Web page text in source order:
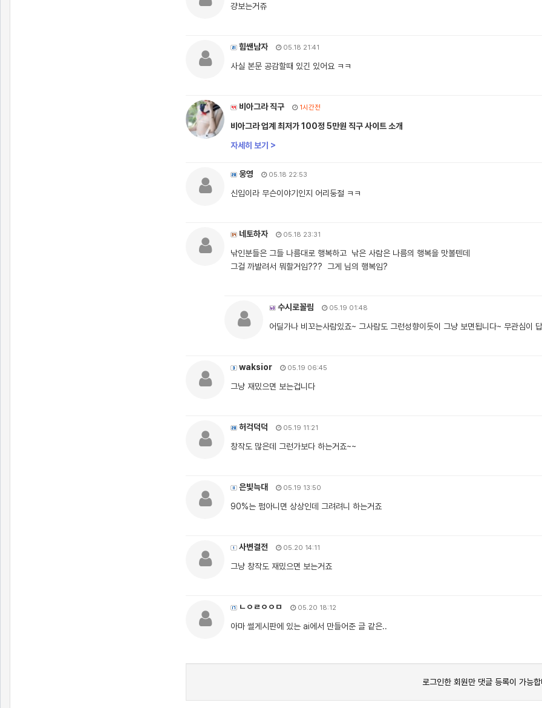
걍보는거쥬
힘쌘남자 05.18 21:41
사실 본문 공감할때 있긴 있어요 ㅋㅋ
비아그라 직구 1시간전
비아그라 업계 최저가 100정 5만원 직구 사이트 소개
자세히 보기 >
웅영 05.18 22:53
신입이라 무슨이야기인지 어리둥절 ㅋㅋ
네토하자 05.18 23:31
낚인분들은 그들 나름대로 행복하고 낚은 사람은 나름의 행복을 맛볼텐데
그걸 까발려서 뭐할거임??? 그게 님의 행복임?
수시로꼴림 05.19 01:48
어딜가나 비꼬는사람있죠~ 그사람도 그런성향이듯이 그냥 보면됩니다~ 무관심이
waksior 05.19 06:45
그냥 재밌으면 보는겁니다
허걱덕덕 05.19 11:21
창작도 많은데 그런가보다 하는거죠~~
은빛늑대 05.19 13:50
90%는 펌아니면 상상인데 그려려니 하는거죠
사변결전 05.20 14:11
그냥 창작도 재밌으면 보는거죠
ㄴㅇㄹㅇㅇㅁ 05.20 18:12
아마 썰게시판에 있는 ai에서 만들어준 글 같은..
로그인한 회원만 댓글 등록이 가능